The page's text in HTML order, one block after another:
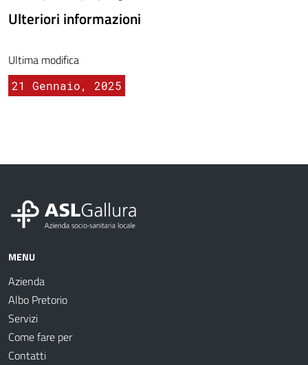
Ulteriori informazioni
Ultima modifica
21 Gennaio, 2025
MENU
Azienda
Albo Pretorio
Servizi
Come fare per
Contatti